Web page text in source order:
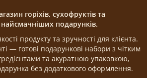
горіхів, сухофруктів та
подарунків.
продукту та зручності для клієнта.
— готові подарункові набори з чітким
та акуратною упаковкою,
без додаткового оформлення.